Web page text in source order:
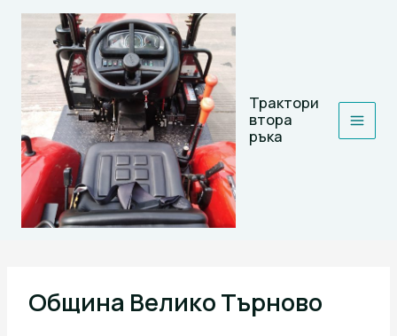
Skip
Трактори
втора
ръка
Община Велико Търново